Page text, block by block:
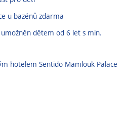
u bazénů zdarma
dětem od 6 let s min.
hotelem Sentido Mamlouk Palace